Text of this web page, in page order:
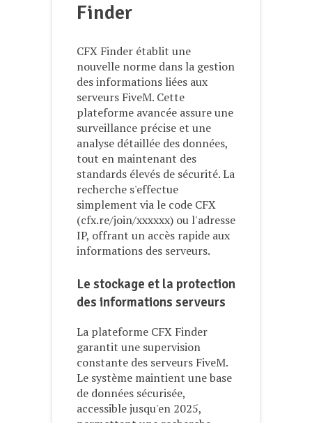
Finder
CFX Finder établit une
nouvelle norme dans la gestion
des informations liées aux
serveurs FiveM. Cette
plateforme avancée assure une
surveillance précise et une
analyse détaillée des données,
tout en maintenant des
standards élevés de sécurité. La
recherche s'effectue
simplement via le code CFX
(cfx.re/join/xxxxxx) ou l'adresse
IP, offrant un accès rapide aux
informations des serveurs.
Le stockage et la protection
des informations serveurs
La plateforme CFX Finder
garantit une supervision
constante des serveurs FiveM.
Le système maintient une base
de données sécurisée,
accessible jusqu'en 2025,